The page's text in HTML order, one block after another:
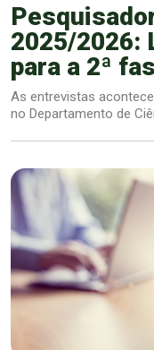
2025/2026:
para a 2ª
As entrevistas
no Departamento de